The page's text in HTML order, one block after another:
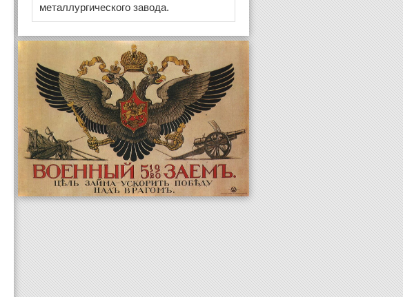
металлургического завода.